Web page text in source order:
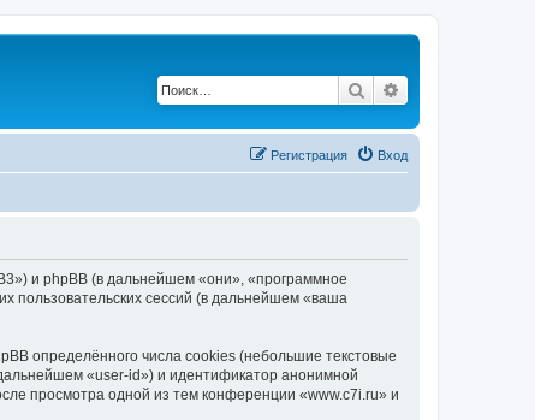
Поиск
Вход
Регистрация
и phpBB (в дальнейшем «они», «программное
пользовательских сессий (в дальнейшем «ваша
определённого числа cookies (небольшие текстовые
«user-id») и идентификатор анонимной
просмотра одной из тем конференции «www.c7i.ru» и